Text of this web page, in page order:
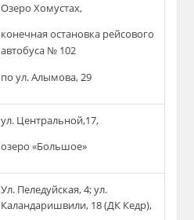
Озеро Хомустах,
конечная остановка рейсового
автобуса № 102
по ул. Алымова, 29
ул. Центральной,17,
озеро «Большое»
Ул. Пеледуйская, 4; ул.
Каландаришвили, 18 (ДК Кедр),